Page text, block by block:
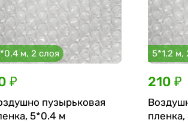
м, 2 слоя
₽
пузырьковая
5*0.4 м
5*1.2 м,
210 ₽
пленка,